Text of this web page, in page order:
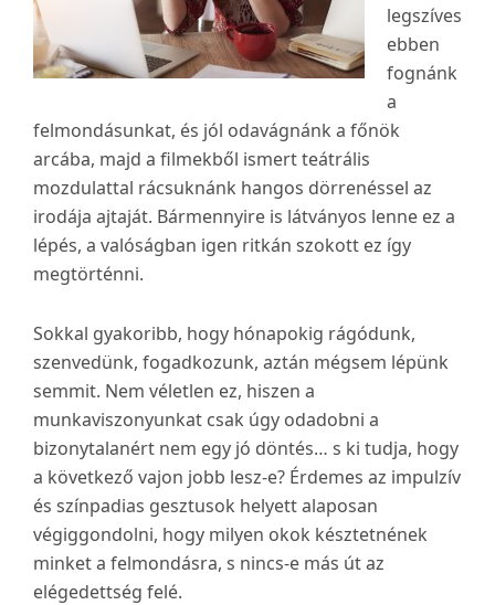
legszíves
ebben
fognánk
a
felmondásunkat, és jól odavágnánk a főnök
arcába, majd a filmekből ismert teátrális
mozdulattal rácsuknánk hangos dörrenéssel az
irodája ajtaját. Bármennyire is látványos lenne ez a
lépés, a valóságban igen ritkán szokott ez így
megtörténni.
Sokkal gyakoribb, hogy hónapokig rágódunk,
szenvedünk, fogadkozunk, aztán mégsem lépünk
semmit. Nem véletlen ez, hiszen a
munkaviszonyunkat csak úgy odadobni a
bizonytalanért nem egy jó döntés… s ki tudja, hogy
a következő vajon jobb lesz-e? Érdemes az impulzív
és színpadias gesztusok helyett alaposan
végiggondolni, hogy milyen okok késztetnének
minket a felmondásra, s nincs-e más út az
elégedettség felé.